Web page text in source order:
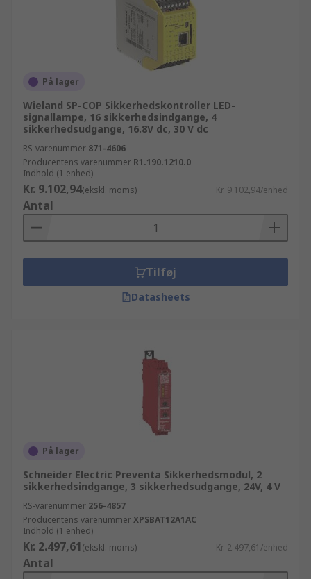
På lager
Wieland SP-COP Sikkerhedskontroller LED-
signallampe, 16 sikkerhedsindgange, 4
sikkerhedsudgange, 16.8V dc, 30 V dc
RS-varenummer 871-4606
Producentens varenummer R1.190.1210.0
Indhold (1 enhed)
Kr. 9.102,94(ekskl. moms) Kr. 9.102,94/enhed
Antal
Tilføj
Datasheets
På lager
Schneider Electric Preventa Sikkerhedsmodul, 2
sikkerhedsindgange, 3 sikkerhedsudgange, 24V, 4 V
RS-varenummer 256-4857
Producentens varenummerXPSBAT12A1AC
Indhold (1 enhed)
Kr. 2.497,61(ekskl. moms) Kr. 2.497,61/enhed
Antal